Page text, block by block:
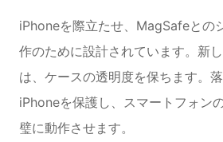
iPhoneを際立たせ、MagSafeとの
作のために設計されています。新
は、ケースの透明度を保ちます。
iPhoneを保護し、スマートフォン
璧に動作させます。